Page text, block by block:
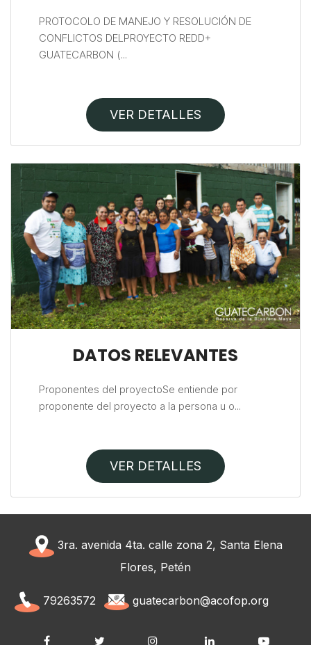
PROTOCOLO DE MANEJO Y RESOLUCIÓN DE
CONFLICTOS DELPROYECTO REDD+
GUATECARBON (...
VER DETALLES
DATOS RELEVANTES
Proponentes del proyectoSe entiende por
proponente del proyecto a la persona u o...
VER DETALLES
3ra. avenida 4ta. calle zona 2, Santa Elena
Flores, Petén
79263572 guatecarbon@acofop.org